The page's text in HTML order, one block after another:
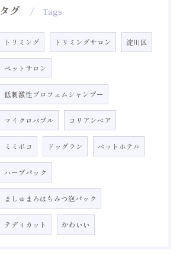
タグ Tags
トリミング トリミングサロン 淀川区
ペットサロン
低刺激性プロフェムシャンプー
マイクロバブル コリアンベア
ミミポコ ドッグラン ペットホテル
ハーブパック
ましゅまろはちみつ泡パック
テディカット かわいい